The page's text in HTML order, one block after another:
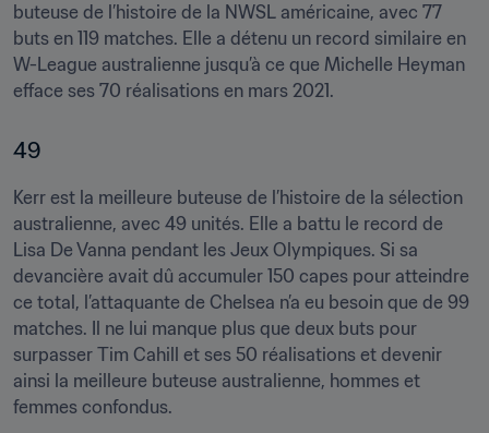
buteuse de l’histoire de la NWSL américaine, avec 77
buts en 119 matches. Elle a détenu un record similaire en
W-League australienne jusqu’à ce que Michelle Heyman
efface ses 70 réalisations en mars 2021.
49
Kerr est la meilleure buteuse de l’histoire de la sélection
australienne, avec 49 unités. Elle a battu le record de
Lisa De Vanna pendant les Jeux Olympiques. Si sa
devancière avait dû accumuler 150 capes pour atteindre
ce total, l’attaquante de Chelsea n’a eu besoin que de 99
matches. Il ne lui manque plus que deux buts pour
surpasser Tim Cahill et ses 50 réalisations et devenir
ainsi la meilleure buteuse australienne, hommes et
femmes confondus.